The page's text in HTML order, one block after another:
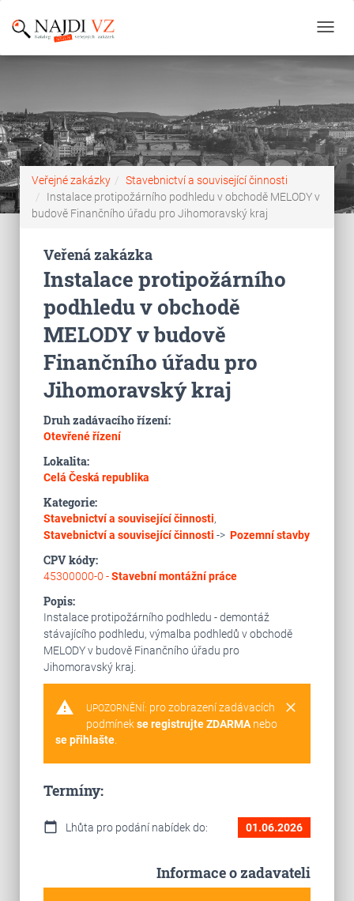
Veřejné zakázky
Stavebnictví a související činnosti
Instalace protipožárního podhledu v obchodě MELODY v
budově Finančního úřadu pro Jihomoravský kraj
Veřená zakázka
Instalace protipožárního
podhledu v obchodě
MELODY v budově
Finančního úřadu pro
Jihomoravský kraj
Druh zadávacího řízení:
Otevřené řízení
Lokalita:
Celá Česká republika
Kategorie:
Stavebnictví a související činnosti,
Stavebnictví a související činnosti -> Pozemní stavby
CPV kódy:
45300000-0 -Stavební montážní práce
Popis:
Instalace protipožárního podhledu - demontáž
stávajícího podhledu, výmalba podhledů v obchodě
MELODY v budově Finančního úřadu pro
Jihomoravský kraj.
warning clear
UPOZORNĚNÍ: pro zobrazení zadávacích
podmínekse registrujte ZDARMAnebo
se přihlašte.
Termíny:
calendar_today Lhůta pro podání nabídek do: 01.06.2026
Informace o zadavateli